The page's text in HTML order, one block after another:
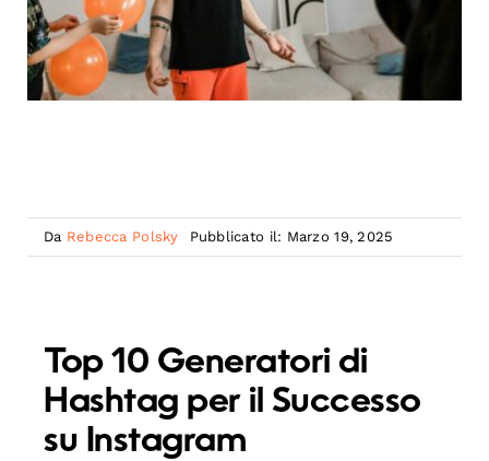
Da Rebecca Polsky Pubblicato il: Marzo 19, 2025
Top 10 Generatori di
Hashtag per il Successo
su Instagram